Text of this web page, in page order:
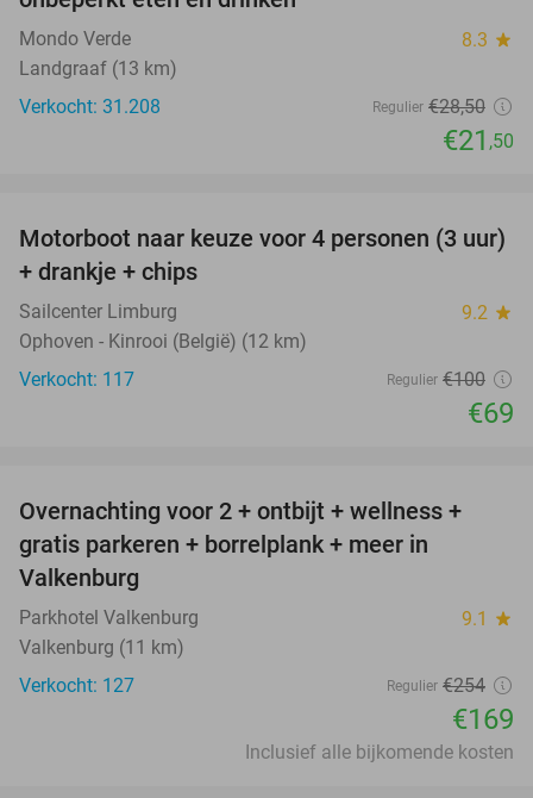
Mondo Verde 8.3 star
Landgraaf (13 km)
Verkocht: 31.208
Regulier €28,50
€21 ,50
31%
Motorboot naar keuze voor 4 personen (3 uur)
+ drankje + chips
Sailcenter Limburg 9.2 star
Ophoven - Kinrooi (België) (12 km)
Verkocht: 117
Regulier €100
€69
33%
Overnachting voor 2 + ontbijt + wellness +
gratis parkeren + borrelplank + meer in
Valkenburg
Parkhotel Valkenburg 9.1 star
Valkenburg (11 km)
Verkocht: 127
Regulier €254
€169
Inclusief alle bijkomende kosten